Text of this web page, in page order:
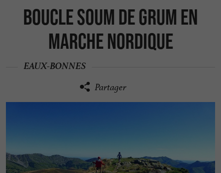
Boucle Soum de Grum en
Marche Nordique
EAUX-BONNES
Partager